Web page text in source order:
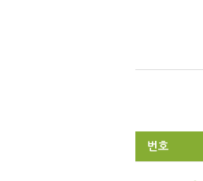
번호